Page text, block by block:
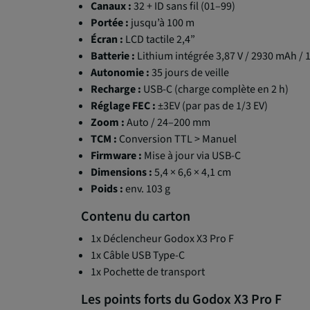
Canaux :32 + ID sans fil (01–99)
Portée : jusqu’à 100 m
Écran : LCD tactile 2,4”
Batterie : Lithium intégrée 3,87 V / 2930 mAh /
Autonomie :35 jours de veille
Recharge : USB-C (charge complète en 2 h)
Réglage FEC :±3EV (par pas de 1/3 EV)
Zoom :Auto / 24–200 mm
TCM : Conversion TTL > Manuel
Firmware : Mise à jour via USB-C
Dimensions :5,4 × 6,6 × 4,1 cm
Poids :env. 103 g
Contenu du carton
1x Déclencheur Godox X3 Pro F
1x Câble USB Type-C
1x Pochette de transport
Les points forts du Godox X3 Pro F